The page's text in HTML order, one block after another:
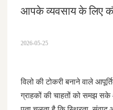
आपके व्यवसाय के लिए
2026-05-25
विलो की टोकरी बनाने वाले
ग्राहकों की चाहतों को समझ